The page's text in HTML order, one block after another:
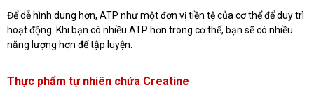
Để dễ hình dung hơn, ATP như một đơn vị tiền tệ của cơ thể để duy trì
hoạt động. Khi bạn có nhiều ATP hơn trong cơ thể, bạn sẽ có nhiều
năng lượng hơn để tập luyện.
Thực phẩm tự nhiên chứa Creatine